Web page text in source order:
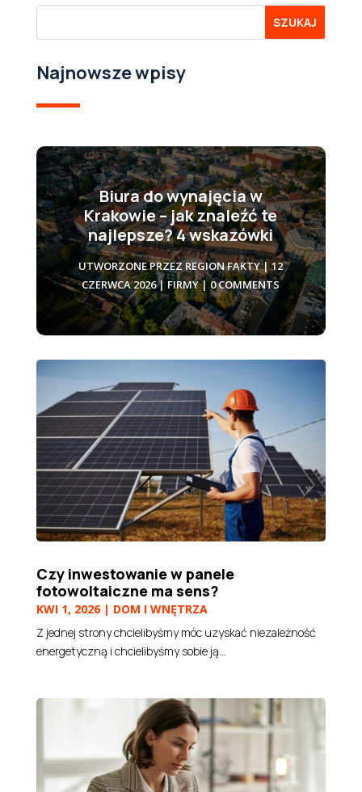
Najnowsze wpisy
Biura do wynajęcia w
Krakowie – jak znaleźć te
najlepsze? 4 wskazówki
UTWORZONE PRZEZREGION FAKTY|12
CZERWCA 2026| FIRMY| 0 COMMENTS
Czy inwestowanie w panele
fotowoltaiczne ma sens?
KWI 1, 2026| DOM I WNĘTRZA
Z jednej strony chcielibyśmy móc uzyskać niezależność
energetyczną i chcielibyśmy sobie ją...